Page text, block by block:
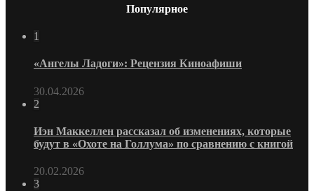
Популярное
1
«Ангелы Ладоги»: Рецензия Киноафиши
30.04.2026
2
Иэн Маккеллен рассказал об изменениях, которые
будут в «Охоте на Голлума» по сравнению с книгой
20.02.2026
3